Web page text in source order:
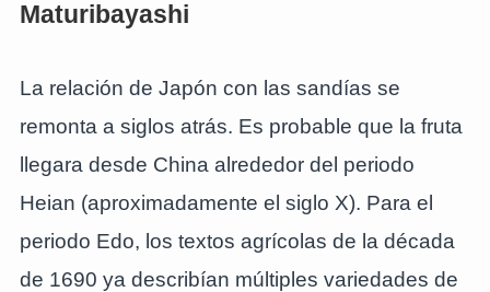
Maturibayashi
La relación de Japón con las sandías se
remonta a siglos atrás. Es probable que la fruta
llegara desde China alrededor del periodo
Heian (aproximadamente el siglo X). Para el
periodo Edo, los textos agrícolas de la década
de 1690 ya describían múltiples variedades de